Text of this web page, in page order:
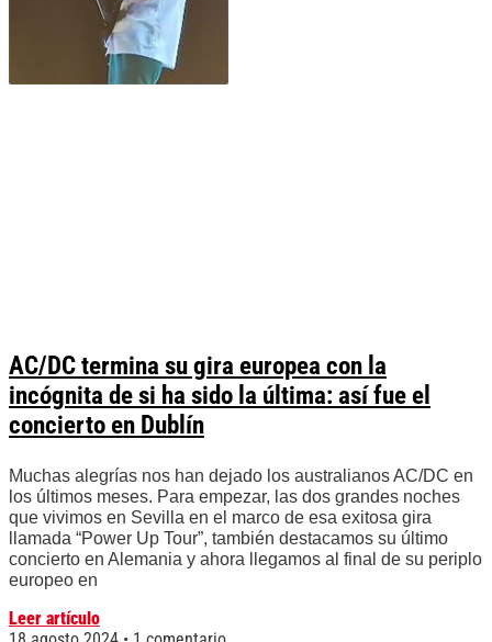
AC/DC termina su gira europea con la
incógnita de si ha sido la última: así fue el
concierto en Dublín
Muchas alegrías nos han dejado los australianos AC/DC en
los últimos meses. Para empezar, las dos grandes noches
que vivimos en Sevilla en el marco de esa exitosa gira
llamada “Power Up Tour”, también destacamos su último
concierto en Alemania y ahora llegamos al final de su periplo
europeo en
Leer artículo